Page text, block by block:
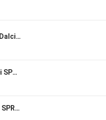
über Stuttgart:
14.9.2022, online ab
Folge 161: Aysun Pekal und Serpil Dalci zu Gast bei SPRICHSTUTTGART
Folge 160: Ulrike Holch zu Gast bei SPRICH:STUTTGART
Folge 159: Anja Wicker zu Gast bei SPRICH:STUTTGART